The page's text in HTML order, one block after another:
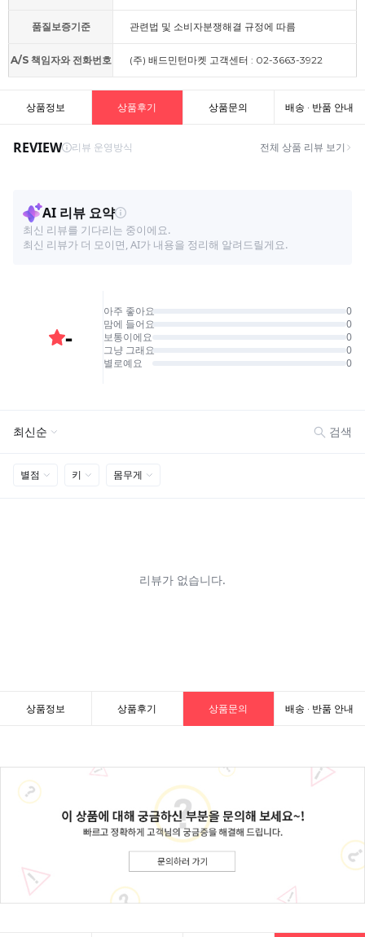
품질보증기준 관련법 및 소비자분쟁해결 규정에 따름
A/S 책임자와 전화번호 (주) 배드민턴마켓 고객센터 : 02-3663-3922
상품정보 상품후기 상품문의 배송 · 반품 안내
상품정보 상품후기 상품문의 배송 · 반품 안내